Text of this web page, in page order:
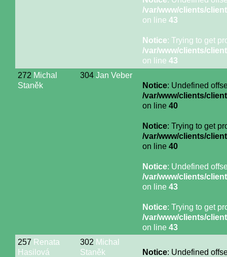
/var/www/clients/
on line 43
Notice: Trying to get
/var/www/clients/
on line 43
272 Michal
Staněk
304 Jan Veber
Notice: Undefined
/var/www/clients/
on line 40
Notice: Trying to get
/var/www/clients/
on line 40
Notice: Undefined
/var/www/clients/
on line 43
Notice: Trying to get
/var/www/clients/
on line 43
257 Renata
Hasilová
302 Michal
Staněk
Notice: Undefined